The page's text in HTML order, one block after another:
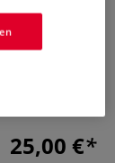
zu
werden alle
25,00 €